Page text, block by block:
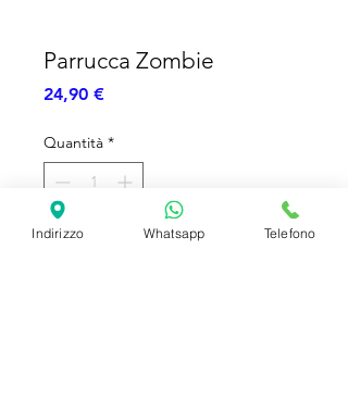
Parrucca Zombie
24,90 €Prezzo
Quantità *
Aggiungi al carrello
Indirizzo Whatsapp Telefono